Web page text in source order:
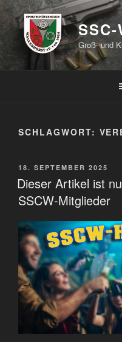
Zum
Inhalt
springen
Groß- und
SCHLAGWORT:
VERÖFFENTLICHT
AM
18. SEPTEMBER 2025
Dieser Artikel ist
SSCW-Mitglieder